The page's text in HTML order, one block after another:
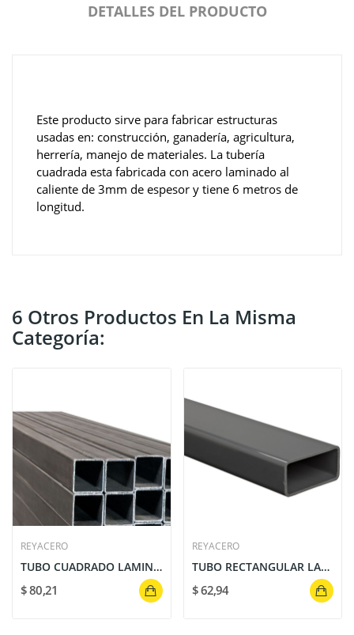
DETALLES DEL PRODUCTO
Este producto sirve para fabricar estructuras
usadas en: construcción, ganadería, agricultura,
herrería, manejo de materiales. La tubería
cuadrada esta fabricada con acero laminado al
caliente de 3mm de espesor y tiene 6 metros de
longitud.
6 Otros Productos En La Misma
Categoría:
REYACERO
TUBO CUADRADO LAMINADO CALIENTE 100X100 MM DE 3...
$ 80,21
REYACERO
TUBO RECTANGULAR LAMINADO CALIENTE 100x50 mm de...
$ 62,94